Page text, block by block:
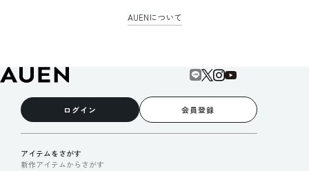
AUENについて
ログイン 会員登録
アイテムをさがす
新作アイテムからさがす